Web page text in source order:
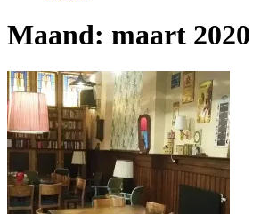
Maand: maart 2020